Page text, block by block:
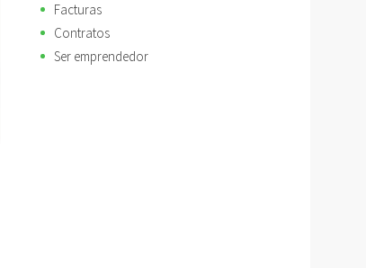
Facturas
Contratos
Ser emprendedor